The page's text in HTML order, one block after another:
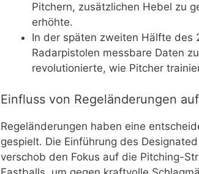
Pitchern, zusätzlichen Hebel zu
erhöhte.
In der späten zweiten Hälfte des
Radarpistolen messbare Daten
revolutionierte, wie Pitcher
Einfluss von Regeländerungen
Regeländerungen haben eine
gespielt. Die Einführung des
verschob den Fokus auf die Pitching-